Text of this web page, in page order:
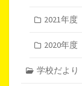
2021年度
2020年度
学校だより